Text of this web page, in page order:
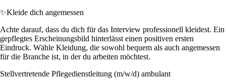
✨Kleide dich angemessen
Achte darauf, dass du dich für das Interview professionell kleidest. Ein
gepflegtes Erscheinungsbild hinterlässt einen positiven ersten
Eindruck. Wähle Kleidung, die sowohl bequem als auch angemessen
für die Branche ist, in der du arbeiten möchtest.
Stellvertretende Pflegedienstleitung (m/w/d) ambulant